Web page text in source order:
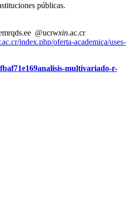
públicas.
mrqds.ee @ucrwxin.ac.cr
index.php/oferta-academica/uses-
multivariado-r-